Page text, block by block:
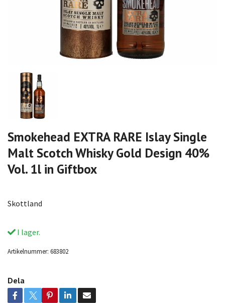
Smokehead EXTRA RARE Islay Single
Malt Scotch Whisky Gold Design 40%
Vol. 1l in Giftbox
Skottland
I lager.
Artikelnummer: 683802
Dela